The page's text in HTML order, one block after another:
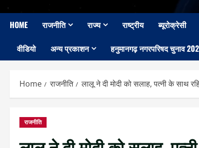
HOME राजनीति राज्य राष्ट्रीय ब्यूरोक्रेसी
वीडियो अन्य प्रकाशन हनुमानगढ़ नगरपरिषद चुनाव
Home राजनीति लालू ने दी मोदी को सलाह, पत्नी के साथ
राजनीति